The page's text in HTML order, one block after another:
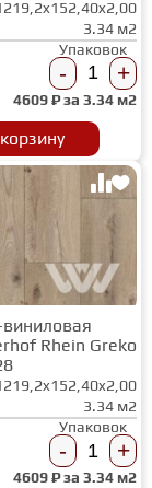
3.34 м2
Упаковок
- +
4609₽ за 3.34 м2
Rhein Greko
3.34 м2
Упаковок
- +
4609₽ за 3.34 м2